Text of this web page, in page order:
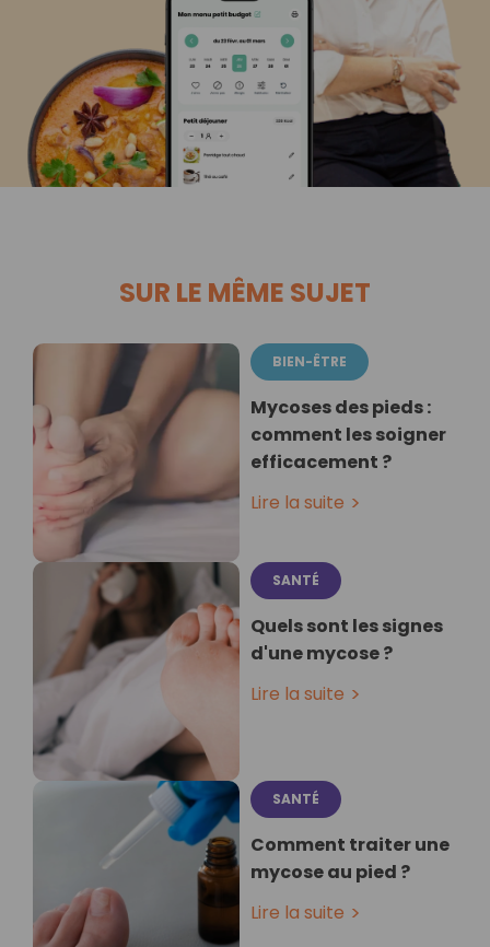
SUR LE MÊME SUJET
BIEN-ÊTRE
Mycoses des pieds :
comment les soigner
efficacement ?
Lire la suite
SANTÉ
Quels sont les signes
d'une mycose ?
Lire la suite
SANTÉ
Comment traiter une
mycose au pied ?
Lire la suite